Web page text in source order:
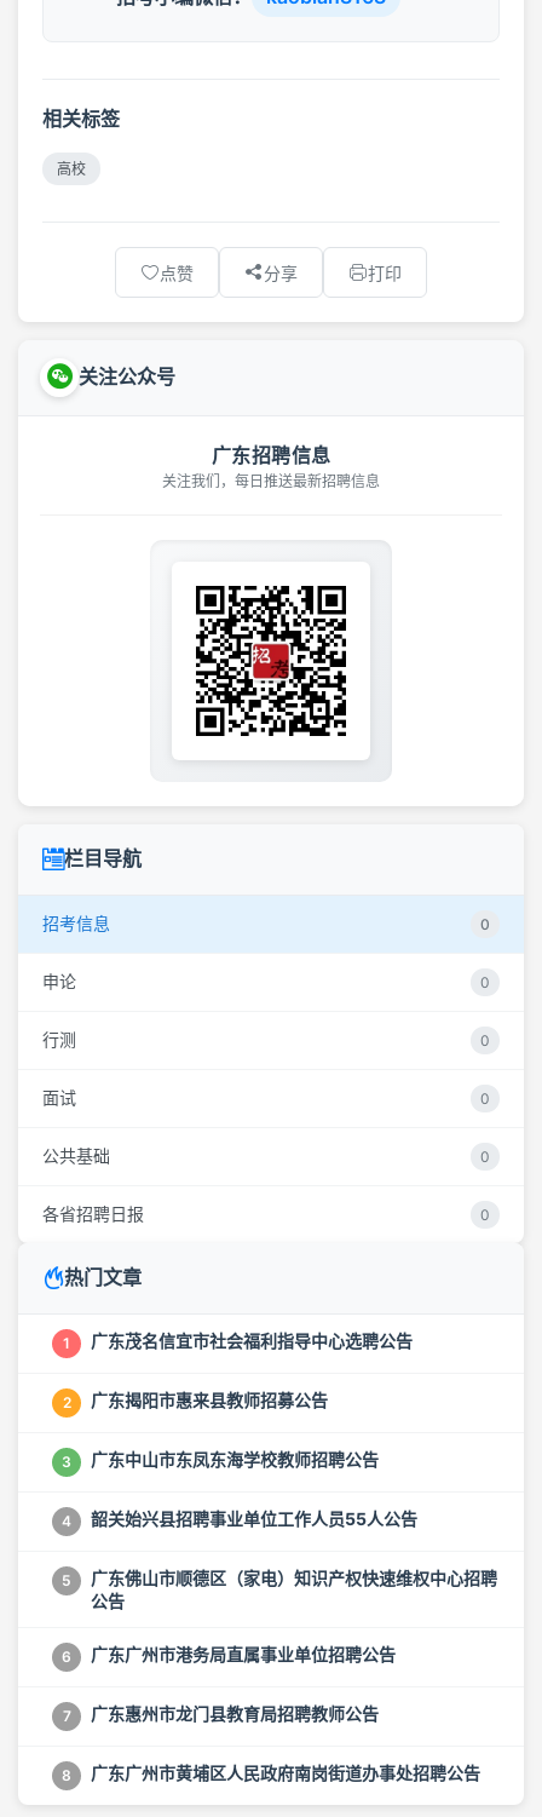
相关标签
高校
点赞 分享 打印
关注公众号
广东招聘信息
关注我们，每日推送最新招聘信息
栏目导航
招考信息 0
申论 0
行测 0
面试 0
公共基础 0
各省招聘日报 0
热门文章
1 广东茂名信宜市社会福利指导中心选聘公告
2 广东揭阳市惠来县教师招募公告
3 广东中山市东凤东海学校教师招聘公告
4 韶关始兴县招聘事业单位工作人员55人公告
5
广东佛山市顺德区（家电）知识产权快速维权中心招聘
公告
6 广东广州市港务局直属事业单位招聘公告
7 广东惠州市龙门县教育局招聘教师公告
8 广东广州市黄埔区人民政府南岗街道办事处招聘公告